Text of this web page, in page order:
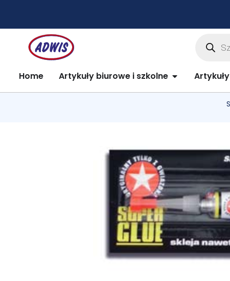
treści
Home Artykuły biurowe i szkolne Open